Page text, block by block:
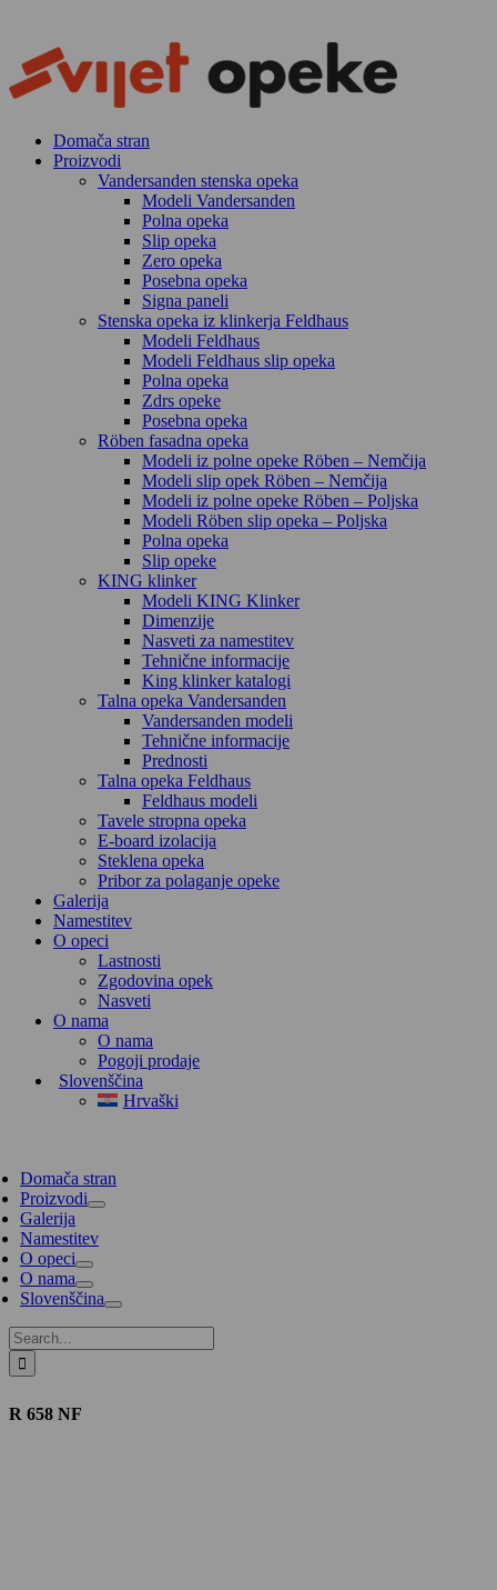
content
Domača stran
Proizvodi
Vandersanden stenska opeka
Modeli Vandersanden
Polna opeka
Slip opeka
Zero opeka
Posebna opeka
Signa paneli
Stenska opeka iz klinkerja Feldhaus
Modeli Feldhaus
Modeli Feldhaus slip opeka
Polna opeka
Zdrs opeke
Posebna opeka
Röben fasadna opeka
Modeli iz polne opeke Röben – Nemčija
Modeli slip opek Röben – Nemčija
Modeli iz polne opeke Röben – Poljska
Modeli Röben slip opeka – Poljska
Polna opeka
Slip opeke
KING klinker
Modeli KING Klinker
Dimenzije
Nasveti za namestitev
Tehnične informacije
King klinker katalogi
Talna opeka Vandersanden
Vandersanden modeli
Tehnične informacije
Prednosti
Talna opeka Feldhaus
Feldhaus modeli
Tavele stropna opeka
E-board izolacija
Steklena opeka
Pribor za polaganje opeke
Galerija
Namestitev
O opeci
Lastnosti
Zgodovina opek
Nasveti
O nama
O nama
Pogoji prodaje
Slovenščina
Hrvaški
Domača stran
Proizvodi
Galerija
Namestitev
O opeci
O nama
Slovenščina
Search
for:
R 658 NF